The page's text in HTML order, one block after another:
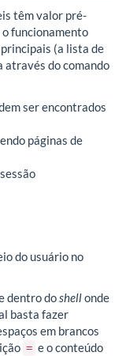
têm valor pré-
funcionamento
(a lista de
do comando
ser encontrados
páginas de
do usuário no
dentro doshellonde
basta fazer
em brancos
= e o conteúdo